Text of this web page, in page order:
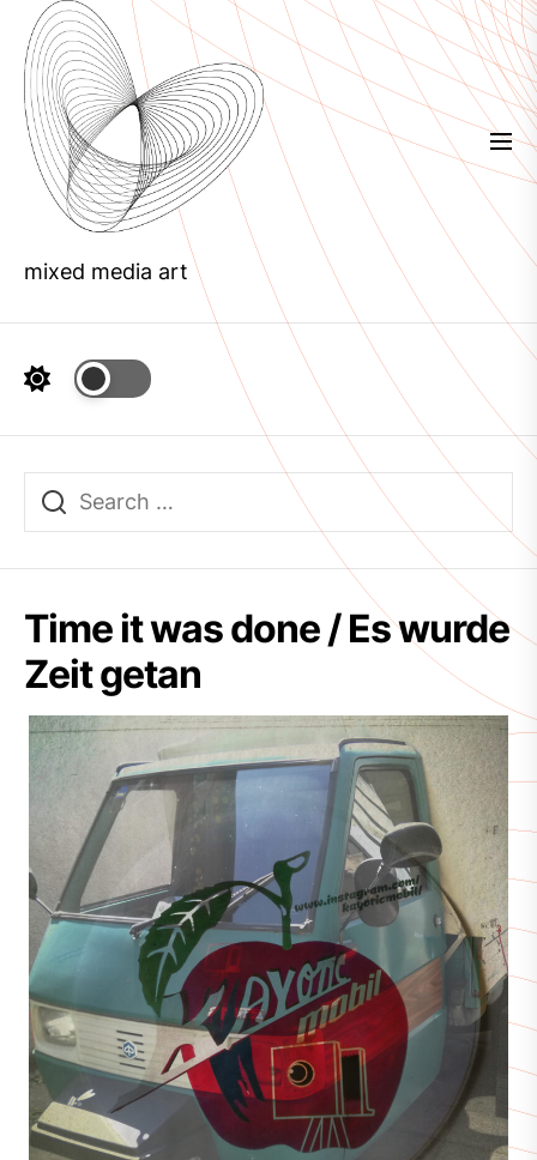
the
content
mixed media art
Time it was done / Es wurde
Zeit getan